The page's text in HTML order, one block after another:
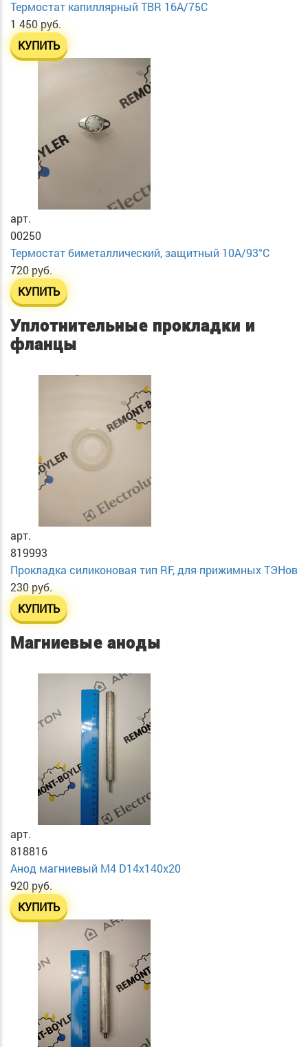
Термостат капиллярный TBR 16A/75C
1 450 руб.
КУПИТЬ
арт.
00250
Термостат биметаллический, защитный 10А/93°С
720 руб.
КУПИТЬ
Уплотнительные прокладки и
фланцы
арт.
819993
Прокладка силиконовая тип RF, для прижимных ТЭНов
230 руб.
КУПИТЬ
Магниевые аноды
арт.
818816
Анод магниевый М4 D14х140х20
920 руб.
КУПИТЬ